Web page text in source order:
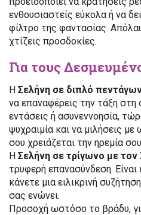
ενθουσιαστείς εύκολα ή να
φίλτρο της φαντασίας.
χτίζεις προσδοκίες.
Για τους
Η Σελήνη σε διπλό
να επαναφέρεις την τάξη
εντάσεις ή ασυνεννοησία,
ψυχραιμία και να μιλήσεις
σου χρειάζεται την ηρεμία
Η Σελήνη σε τρίγωνο με τον
τρυφερή επανασύνδεση. Είναι
κάνετε μια ειλικρινή
σας ενώνει.
Προσοχή ωστόσο το βράδυ,